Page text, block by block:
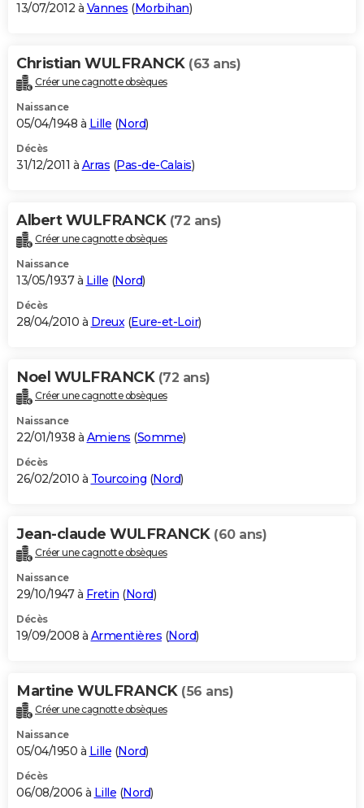
13/07/2012 à Vannes (Morbihan)
Christian WULFRANCK (63 ans)
Créer une cagnotte obsèques
Naissance
05/04/1948 à Lille (Nord)
Décès
31/12/2011 à Arras (Pas-de-Calais)
Albert WULFRANCK (72 ans)
Créer une cagnotte obsèques
Naissance
13/05/1937 à Lille (Nord)
Décès
28/04/2010 à Dreux(Eure-et-Loir)
Noel WULFRANCK (72 ans)
Créer une cagnotte obsèques
Naissance
22/01/1938 à Amiens (Somme)
Décès
26/02/2010 à Tourcoing (Nord)
Jean-claude WULFRANCK (60 ans)
Créer une cagnotte obsèques
Naissance
29/10/1947 à Fretin (Nord)
Décès
19/09/2008 à Armentières (Nord)
Martine WULFRANCK (56 ans)
Créer une cagnotte obsèques
Naissance
05/04/1950 à Lille (Nord)
Décès
06/08/2006 à Lille (Nord)